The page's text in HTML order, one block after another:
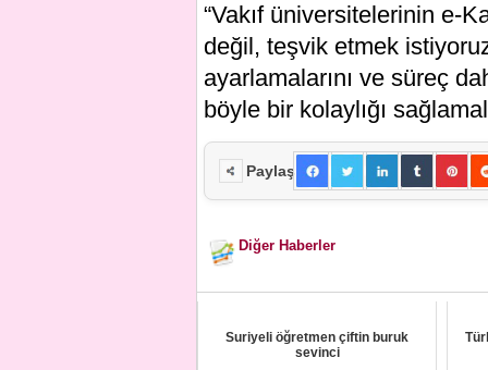
“Vakıf üniversitelerinin e-
değil, teşvik etmek
ayarlamalarını ve süreç
böyle bir kolaylığı
Paylaş
Diğer Haberler
Suriyeli öğretmen çiftin buruk
sevinci